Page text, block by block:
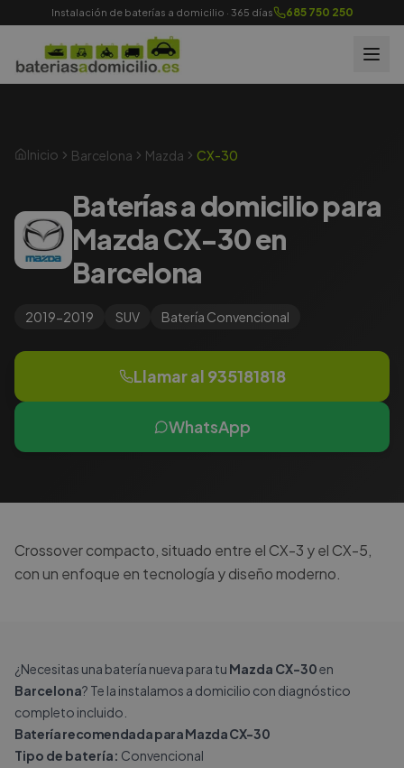
Instalación de baterías a domicilio · 365 días 685 750 250
Inicio Barcelona Mazda CX-30
Baterías a domicilio para
Mazda CX-30 en
Barcelona
2019-2019 SUV Batería Convencional
Llamar al 935181818
WhatsApp
Crossover compacto, situado entre el CX-3 y el CX-5,
con un enfoque en tecnología y diseño moderno.
¿Necesitas una batería nueva para tu Mazda CX-30en
Barcelona? Te la instalamos a domicilio con diagnóstico
completo incluido.
Batería recomendada para Mazda CX-30
Tipo de batería: Convencional